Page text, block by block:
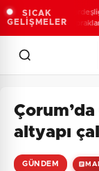
SICAK
GELİŞMELER
Türk-Kürt kardeşliği
değil, bu toprakların
altyapı
GÜNDEM